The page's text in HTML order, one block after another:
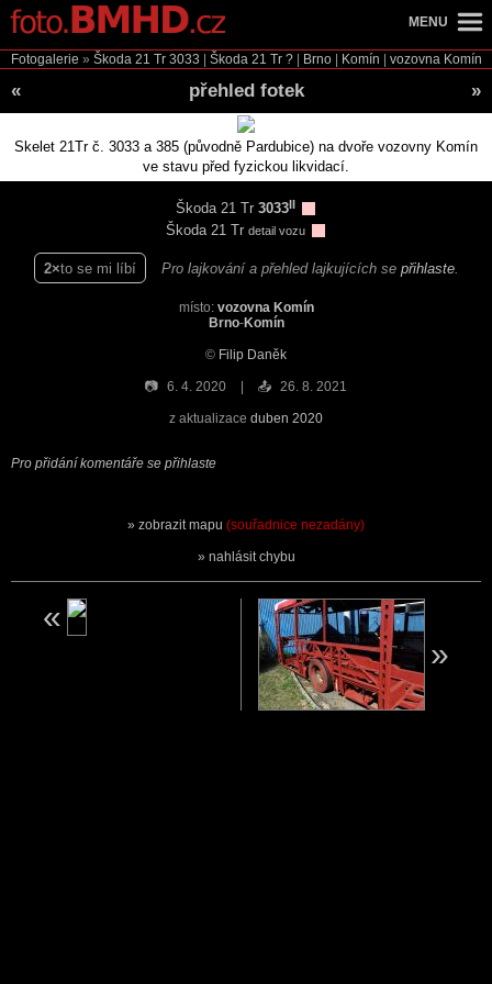
Fotogalerie » Škoda 21 Tr 3033 Škoda 21 Tr ? Brno Komín vozovna Komín
« přehled fotek »
Skelet 21Tr č. 3033 a 385 (původně Pardubice) na dvoře vozovny Komín
ve stavu před fyzickou likvidací.
Škoda 21 Tr 3033II
Škoda 21 Tr detail vozu
2 to se mi líbí Pro lajkování a přehled lajkujících se přihlaste.
místo: vozovna Komín
Brno-Komín
© Filip Daněk
📷 6. 4. 2020 📤 26. 8. 2021
z aktualizace duben 2020
Pro přidání komentáře se přihlaste
zobrazit mapu (souřadnice nezadány)
nahlásit chybu
MENU